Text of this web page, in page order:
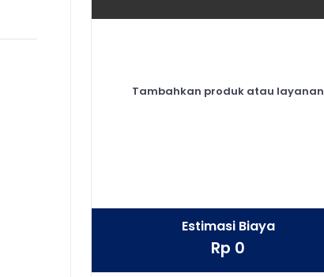
Tambahkan produk atau layanan
Estimasi Biaya
Rp 0